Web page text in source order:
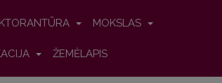
MOKSLAS
ŽEMĖLAPIS